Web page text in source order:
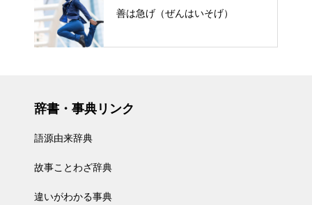
善は急げ（ぜんはいそげ）
辞書・事典リンク
語源由来辞典
故事ことわざ辞典
違いがわかる事典